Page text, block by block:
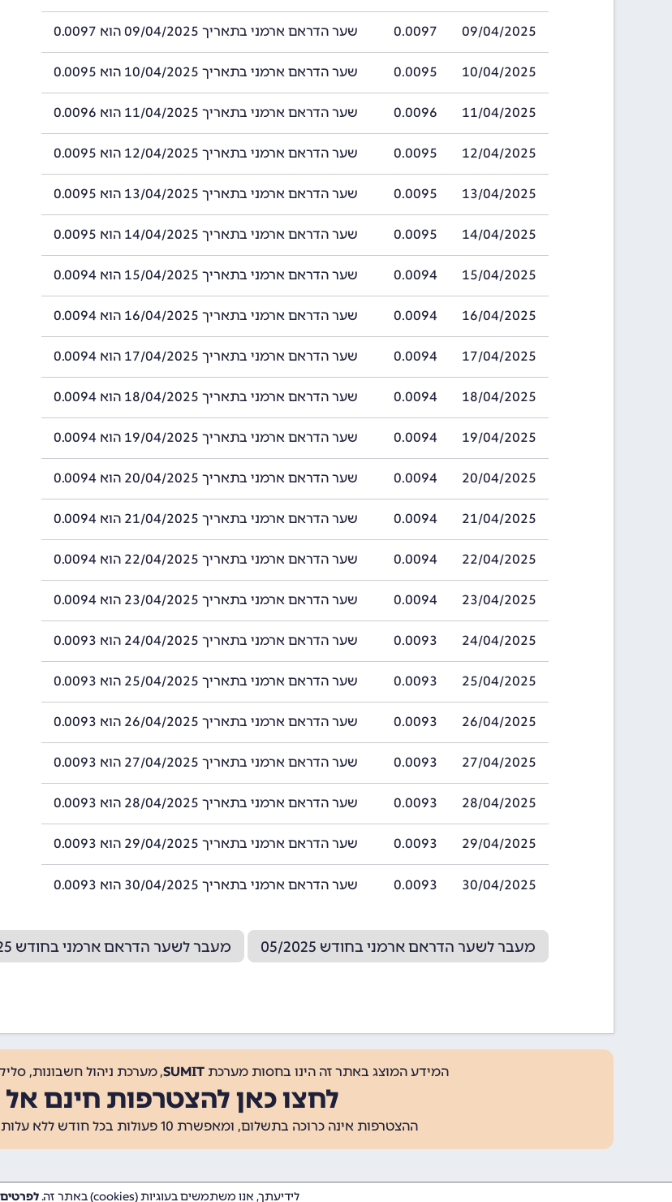
09/04/2025
0.0097 שער הדראם ארמני בתאריך 09/04/2025 הוא 0.0097
10/04/2025
0.0095 שער הדראם ארמני בתאריך 10/04/2025 הוא 0.0095
11/04/2025
0.0096 שער הדראם ארמני בתאריך 11/04/2025 הוא 0.0096
12/04/2025
0.0095 שער הדראם ארמני בתאריך 12/04/2025 הוא 0.0095
13/04/2025
0.0095 שער הדראם ארמני בתאריך 13/04/2025 הוא 0.0095
14/04/2025
0.0095 שער הדראם ארמני בתאריך 14/04/2025 הוא 0.0095
15/04/2025
0.0094 שער הדראם ארמני בתאריך 15/04/2025 הוא 0.0094
16/04/2025
0.0094 שער הדראם ארמני בתאריך 16/04/2025 הוא 0.0094
17/04/2025
0.0094 שער הדראם ארמני בתאריך 17/04/2025 הוא 0.0094
18/04/2025
0.0094 שער הדראם ארמני בתאריך 18/04/2025 הוא 0.0094
19/04/2025
0.0094 שער הדראם ארמני בתאריך 19/04/2025 הוא 0.0094
20/04/2025
0.0094 שער הדראם ארמני בתאריך 20/04/2025 הוא 0.0094
21/04/2025
0.0094 שער הדראם ארמני בתאריך 21/04/2025 הוא 0.0094
22/04/2025
0.0094 שער הדראם ארמני בתאריך 22/04/2025 הוא 0.0094
23/04/2025
0.0094 שער הדראם ארמני בתאריך 23/04/2025 הוא 0.0094
24/04/2025
0.0093 שער הדראם ארמני בתאריך 24/04/2025 הוא 0.0093
25/04/2025
0.0093 שער הדראם ארמני בתאריך 25/04/2025 הוא 0.0093
26/04/2025
0.0093 שער הדראם ארמני בתאריך 26/04/2025 הוא 0.0093
27/04/2025
0.0093 שער הדראם ארמני בתאריך 27/04/2025 הוא 0.0093
28/04/2025
0.0093 שער הדראם ארמני בתאריך 28/04/2025 הוא 0.0093
29/04/2025
0.0093 שער הדראם ארמני בתאריך 29/04/2025 הוא 0.0093
30/04/2025
0.0093 שער הדראם ארמני בתאריך 30/04/2025 הוא 0.0093
מעבר לשער הדראם ארמני בחודש 05/2025 מעבר לשער הדראם ארמני בחודש 03/2025
המידע המוצג באתר זה הינו בחסות מערכת SUMIT, מערכת ניהול חשבונות,
לחצו כאן להצטרפות חינם אל SUMIT
ההצטרפות אינה כרוכה בתשלום, ומאפשרת 10 פעולות בכל חודש ללא עלות. קיימים גם
לידיעתך, אנו משתמשים בעוגיות (cookies) באתר זה.